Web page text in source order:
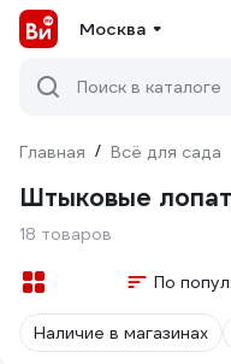
Москва
Поиск в каталоге
Главная / Всё для сада
Штыковые
18 товаров
По
Наличие в магазинах